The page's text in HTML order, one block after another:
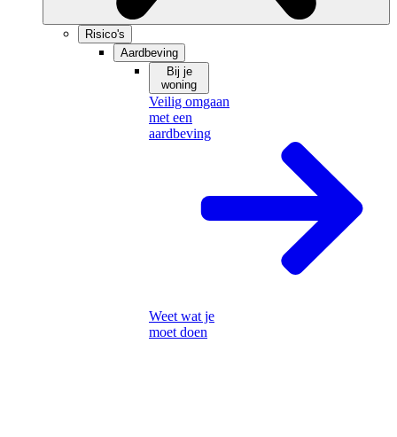
Risico's
Aardbeving
Bij je
woning
Veilig omgaan
met een
aardbeving
Weet wat je
moet doen